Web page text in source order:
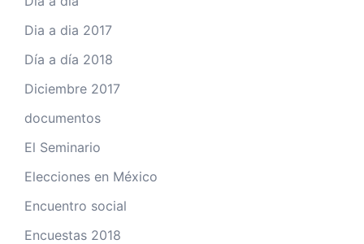
Dia a dia 2017
Día a día 2018
Diciembre 2017
documentos
El Seminario
Elecciones en México
Encuentro social
Encuestas 2018